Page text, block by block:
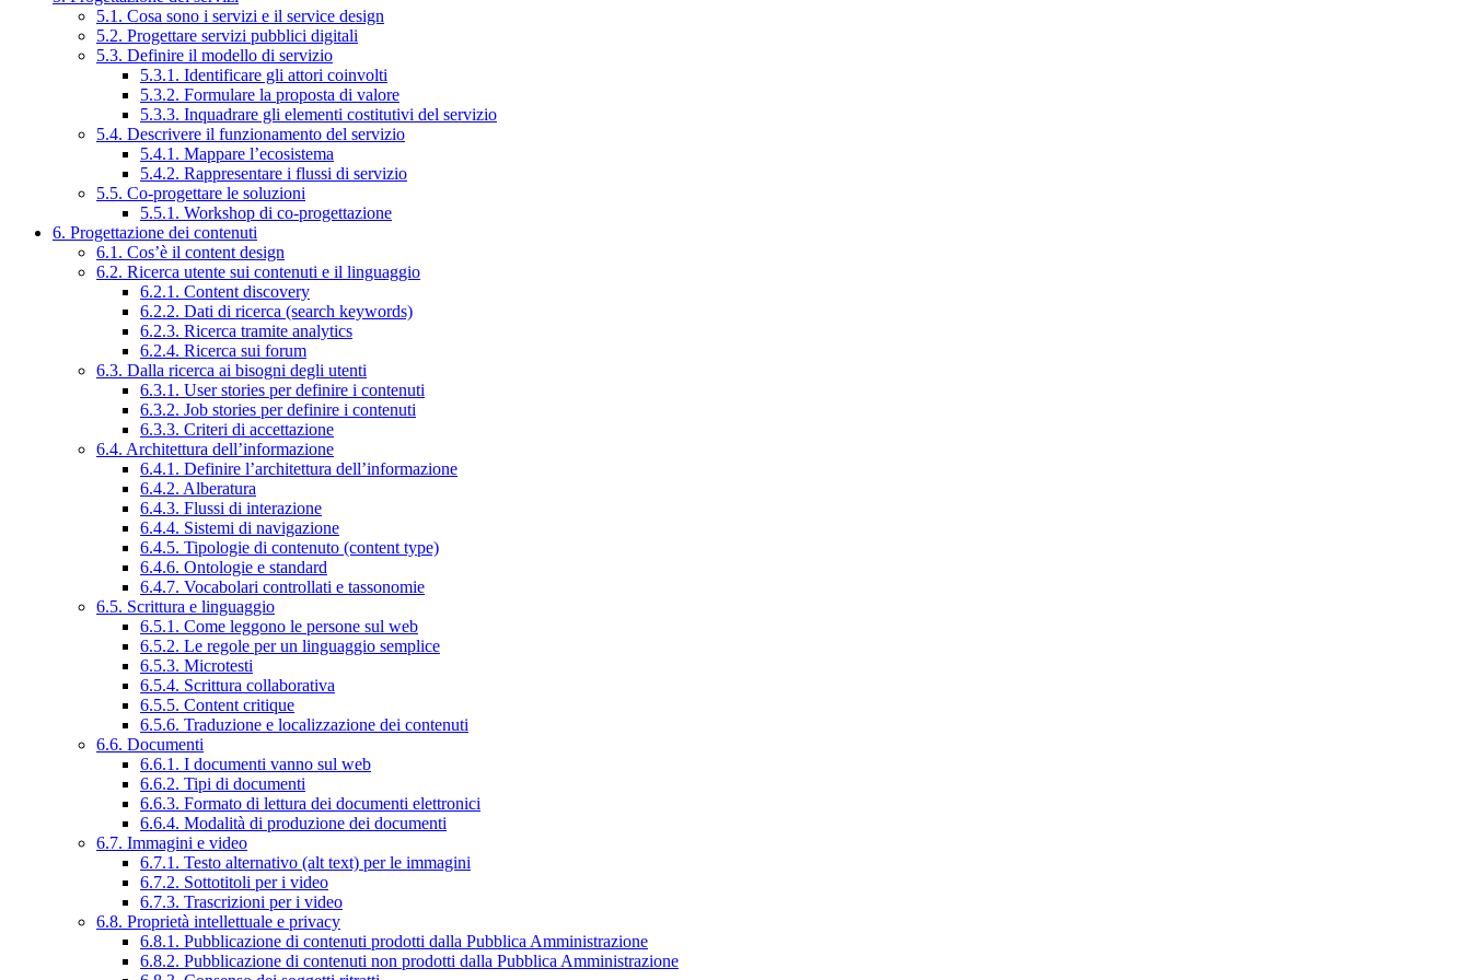
5.1. Cosa sono i servizi e il service design
5.2. Progettare servizi pubblici digitali
5.3. Definire il modello di servizio
5.3.1. Identificare gli attori coinvolti
5.3.2. Formulare la proposta di valore
5.3.3. Inquadrare gli elementi costitutivi del servizio
5.4. Descrivere il funzionamento del servizio
5.4.1. Mappare l’ecosistema
5.4.2. Rappresentare i flussi di servizio
5.5. Co-progettare le soluzioni
5.5.1. Workshop di co-progettazione
6. Progettazione dei contenuti
6.1. Cos’è il content design
6.2. Ricerca utente sui contenuti e il linguaggio
6.2.1. Content discovery
6.2.2. Dati di ricerca (search keywords)
6.2.3. Ricerca tramite analytics
6.2.4. Ricerca sui forum
6.3. Dalla ricerca ai bisogni degli utenti
6.3.1. User stories per definire i contenuti
6.3.2. Job stories per definire i contenuti
6.3.3. Criteri di accettazione
6.4. Architettura dell’informazione
6.4.1. Definire l’architettura dell’informazione
6.4.2. Alberatura
6.4.3. Flussi di interazione
6.4.4. Sistemi di navigazione
6.4.5. Tipologie di contenuto (content type)
6.4.6. Ontologie e standard
6.4.7. Vocabolari controllati e tassonomie
6.5. Scrittura e linguaggio
6.5.1. Come leggono le persone sul web
6.5.2. Le regole per un linguaggio semplice
6.5.3. Microtesti
6.5.4. Scrittura collaborativa
6.5.5. Content critique
6.5.6. Traduzione e localizzazione dei contenuti
6.6. Documenti
6.6.1. I documenti vanno sul web
6.6.2. Tipi di documenti
6.6.3. Formato di lettura dei documenti elettronici
6.6.4. Modalità di produzione dei documenti
6.7. Immagini e video
6.7.1. Testo alternativo (alt text) per le immagini
6.7.2. Sottotitoli per i video
6.7.3. Trascrizioni per i video
6.8. Proprietà intellettuale e privacy
6.8.1. Pubblicazione di contenuti prodotti dalla Pubblica Amministrazione
6.8.2. Pubblicazione di contenuti non prodotti dalla Pubblica Amministrazione